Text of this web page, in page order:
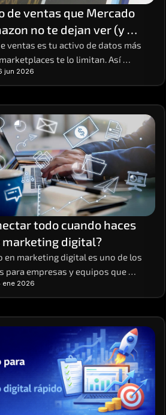
de ventas que Mercado
no te dejan ver (y
ventas es tu activo de datos más
te lo limitan. Así
y cómo conservar tu data
jun 2026
todo cuando haces
digital?
en marketing digital es uno de los
para empresas y equipos que
acciones al mismo tiempo
ene 2026